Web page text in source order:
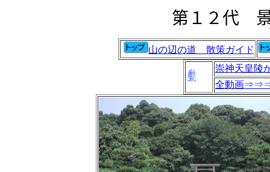
第１２代
山の辺の道 散策ガイド
崇神天皇
全動画